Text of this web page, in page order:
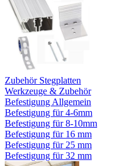
Zubehör Stegplatten
Werkzeuge & Zubehör
Befestigung Allgemein
Befestigung für 4-6mm
Befestigung für 8-10mm
Befestigung für 16 mm
Befestigung für 25 mm
Befestigung für 32 mm